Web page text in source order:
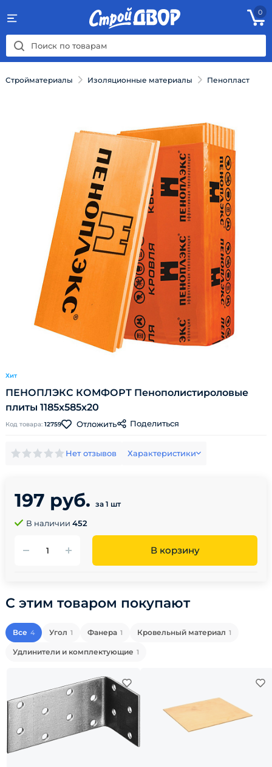
0
Стройматериалы Изоляционные материалы Пенопласт
Хит
ПЕНОПЛЭКС КОМФОРТ Пенополистироловые
плиты 1185х585х20
Код товара: 12759 Отложить Поделиться
Нет отзывов Характеристики
197 руб. за 1 шт
В наличии 452
В корзину
С этим товаром покупают
Все 4 Угол 1 Фанера 1 Кровельный материал 1
Удлинители и комплектующие 1